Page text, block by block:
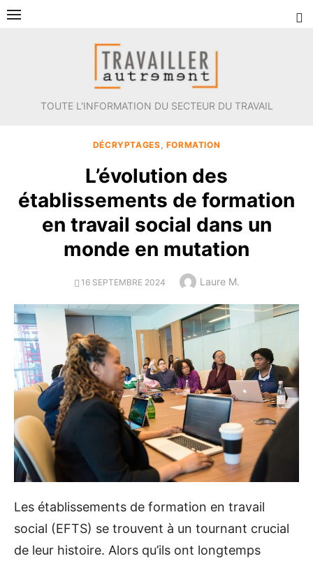
Aller
TOUTE L'INFORMATION DU SECTEUR DU TRAVAIL
DÉCRYPTAGES FORMATION
L’évolution des
établissements de formation
en travail social dans un
monde en mutation
POSTED
16 SEPTEMBRE 2024 Author
Laure M.
Les établissements de formation en travail
social (EFTS) se trouvent à un tournant crucial
de leur histoire. Alors qu’ils ont longtemps